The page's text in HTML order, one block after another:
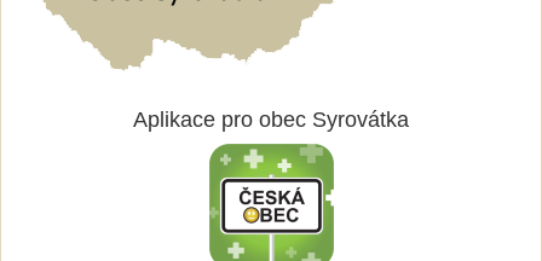
Aplikace pro obec Syrovátka